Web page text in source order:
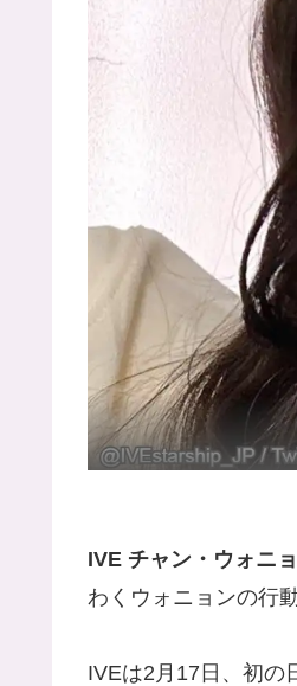
IVE チャン・ウォニ
わくウォニョンの行
IVEは2月17日、初の